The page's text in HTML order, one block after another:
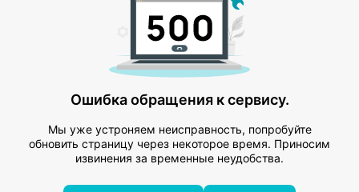
Ошибка обращения к сервису.
Мы уже устроняем неисправность, попробуйте
обновить страницу через некоторое время. Приносим
извинения за временные неудобства.